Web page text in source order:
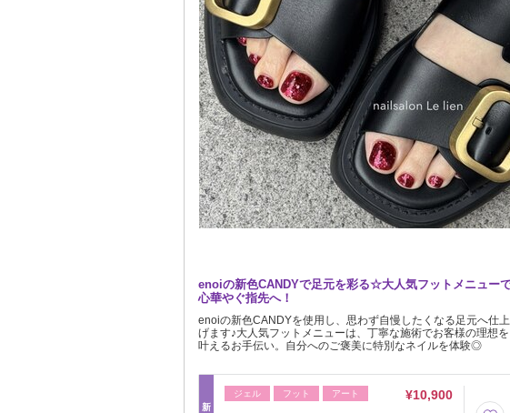
enoiの新色CANDYで足元を彩る☆大人気フットメニュー
心華やぐ指先へ！
enoiの新色CANDYを使用し、思わず自慢したくなる足元へ仕上
げます♪大人気フットメニューは、丁寧な施術でお客様の理想を
叶えるお手伝い。自分へのご褒美に特別なネイルを体験◎
新
ジェル フット アート ¥10,900